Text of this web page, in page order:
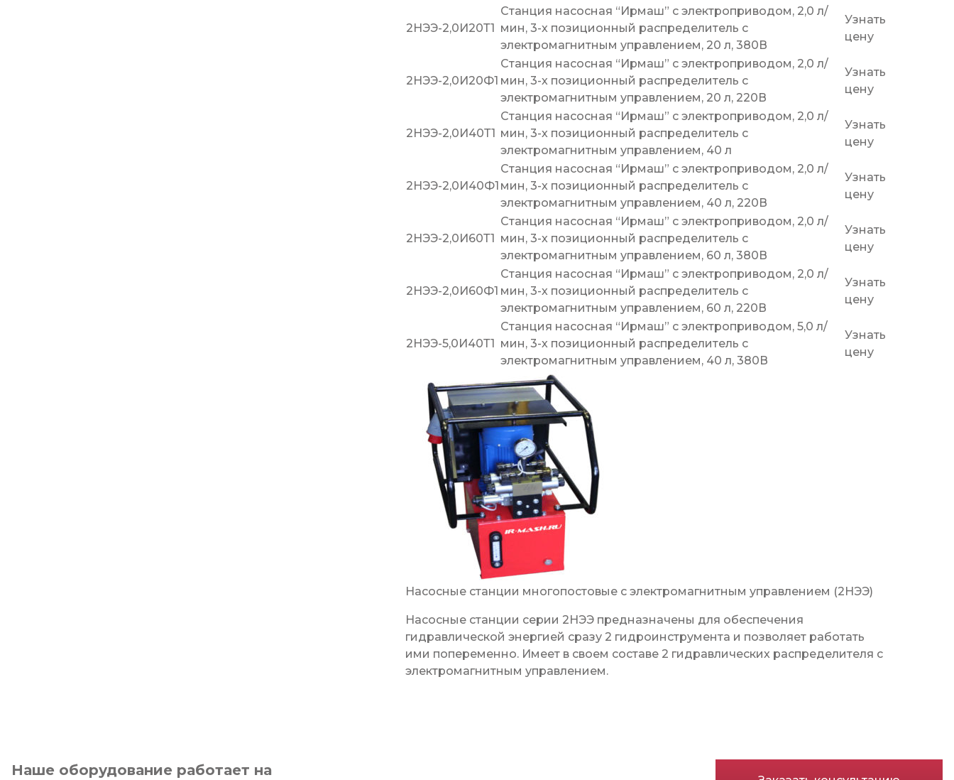
2НЭЭ-2,0И20Т1
Станция насосная “Ирмаш” c электроприводом, 2,0 л/
мин, 3-х позиционный распределитель с
электромагнитным управлением, 20 л, 380В
Узнать
цену
2НЭЭ-2,0И20Ф1
Станция насосная “Ирмаш” c электроприводом, 2,0 л/
мин, 3-х позиционный распределитель с
электромагнитным управлением, 20 л, 220В
Узнать
цену
2НЭЭ-2,0И40Т1
Станция насосная “Ирмаш” c электроприводом, 2,0 л/
мин, 3-х позиционный распределитель с
электромагнитным управлением, 40 л
Узнать
цену
2НЭЭ-2,0И40Ф1
Станция насосная “Ирмаш” c электроприводом, 2,0 л/
мин, 3-х позиционный распределитель с
электромагнитным управлением, 40 л, 220В
Узнать
цену
2НЭЭ-2,0И60Т1
Станция насосная “Ирмаш” c электроприводом, 2,0 л/
мин, 3-х позиционный распределитель с
электромагнитным управлением, 60 л, 380В
Узнать
цену
2НЭЭ-2,0И60Ф1
Станция насосная “Ирмаш” c электроприводом, 2,0 л/
мин, 3-х позиционный распределитель с
электромагнитным управлением, 60 л, 220В
Узнать
цену
2НЭЭ-5,0И40Т1
Станция насосная “Ирмаш” c электроприводом, 5,0 л/
мин, 3-х позиционный распределитель с
электромагнитным управлением, 40 л, 380В
Узнать
цену
Насосные станции многопостовые с электромагнитным управлением (2НЭЭ)
Насосные станции серии 2НЭЭ предназначены для обеспечения
гидравлической энергией сразу 2 гидроинструмента и позволяет работать
ими попеременно. Имеет в своем составе 2 гидравлических распределителя с
электромагнитным управлением.
Наше оборудование работает на